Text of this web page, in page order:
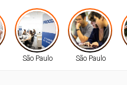
São Paulo São Paulo